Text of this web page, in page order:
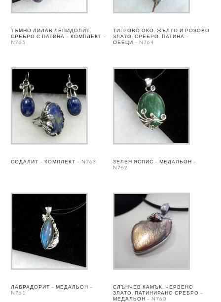
ТЪМНО ЛИЛАВ ЛЕПИДОЛИТ,
СРЕБРО С ПАТИНА – КОМПЛЕКТ –
N765
ТИГРОВО ОКО, ЖЪЛТО И РОЗОВО
ЗЛАТО, СРЕБРО, ПАТИНА –
ОБЕЦИ – N764
СОДАЛИТ – КОМПЛЕКТ – N763
ЗЕЛЕН ЯСПИС – МЕДАЛЬОН –
N762
ЛАБРАДОРИТ – МЕДАЛЬОН –
N761
СЛЪНЧЕВ КАМЪК, ЧЕРВЕНО
ЗЛАТО, ПАТИНИРАНО СРЕБРО –
МЕДАЛЬОН – N760